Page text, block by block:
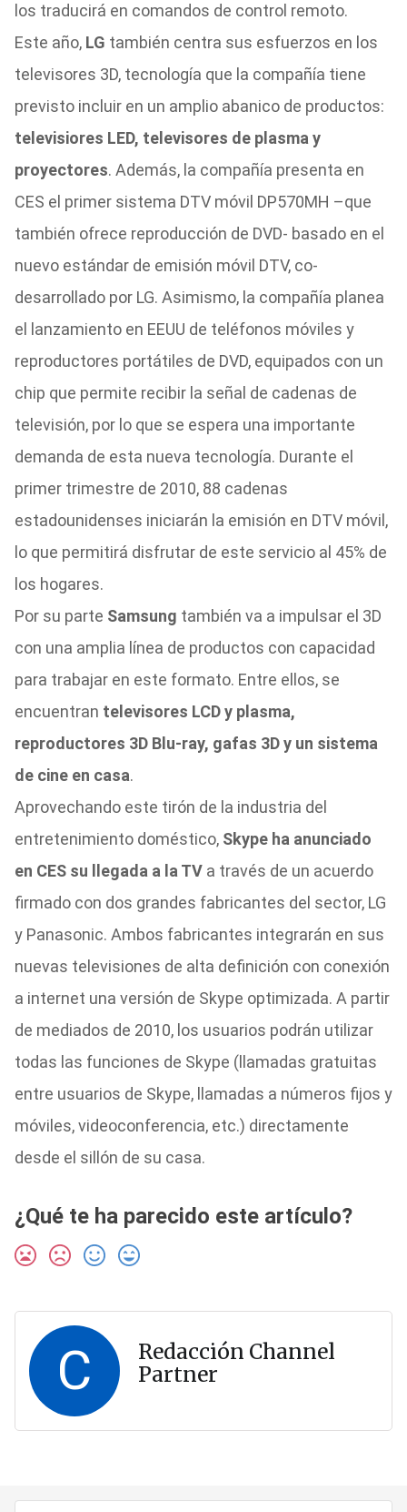
los traducirá en comandos de control remoto.
Este año, LG también centra sus esfuerzos en los
televisores 3D, tecnología que la compañía tiene
previsto incluir en un amplio abanico de productos:
televisiores LED, televisores de plasma y
proyectores. Además, la compañía presenta en
CES el primer sistema DTV móvil DP570MH –que
también ofrece reproducción de DVD- basado en el
nuevo estándar de emisión móvil DTV, co-
desarrollado por LG. Asimismo, la compañía planea
el lanzamiento en EEUU de teléfonos móviles y
reproductores portátiles de DVD, equipados con un
chip que permite recibir la señal de cadenas de
televisión, por lo que se espera una importante
demanda de esta nueva tecnología. Durante el
primer trimestre de 2010, 88 cadenas
estadounidenses iniciarán la emisión en DTV móvil,
lo que permitirá disfrutar de este servicio al 45% de
los hogares.
Por su parte Samsung también va a impulsar el 3D
con una amplia línea de productos con capacidad
para trabajar en este formato. Entre ellos, se
encuentran televisores LCD y plasma,
reproductores 3D Blu-ray, gafas 3D y un sistema
de cine en casa.
Aprovechando este tirón de la industria del
entretenimiento doméstico,Skype ha anunciado
en CES su llegada a la TV a través de un acuerdo
firmado con dos grandes fabricantes del sector, LG
y Panasonic. Ambos fabricantes integrarán en sus
nuevas televisiones de alta definición con conexión
a internet una versión de Skype optimizada. A partir
de mediados de 2010, los usuarios podrán utilizar
todas las funciones de Skype (llamadas gratuitas
entre usuarios de Skype, llamadas a números fijos y
móviles, videoconferencia, etc.) directamente
desde el sillón de su casa.
¿Qué te ha parecido este artículo?
C
Redacción Channel
Partner